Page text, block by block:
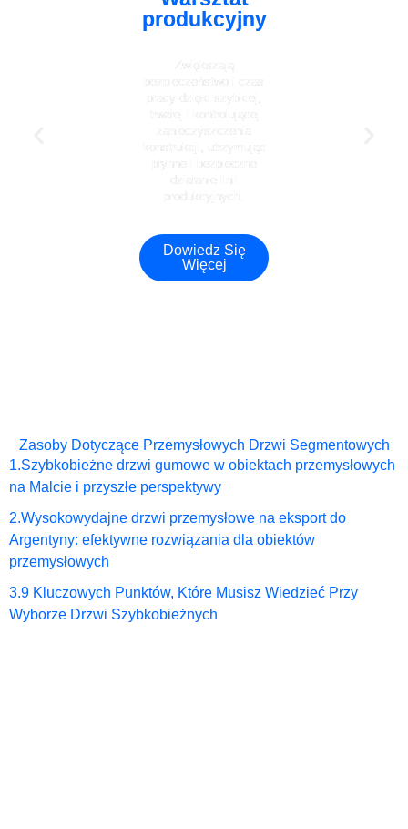
produkcyjny
Dowiedz Się
Więcej
Zasoby Dotyczące Przemysłowych Drzwi Segmentowych
1.Szybkobieżne drzwi gumowe w obiektach przemysłowych
na Malcie i przyszłe perspektywy
2.Wysokowydajne drzwi przemysłowe na eksport do
Argentyny: efektywne rozwiązania dla obiektów
przemysłowych
3.9 Kluczowych Punktów, Które Musisz Wiedzieć Przy
Wyborze Drzwi Szybkobieżnych